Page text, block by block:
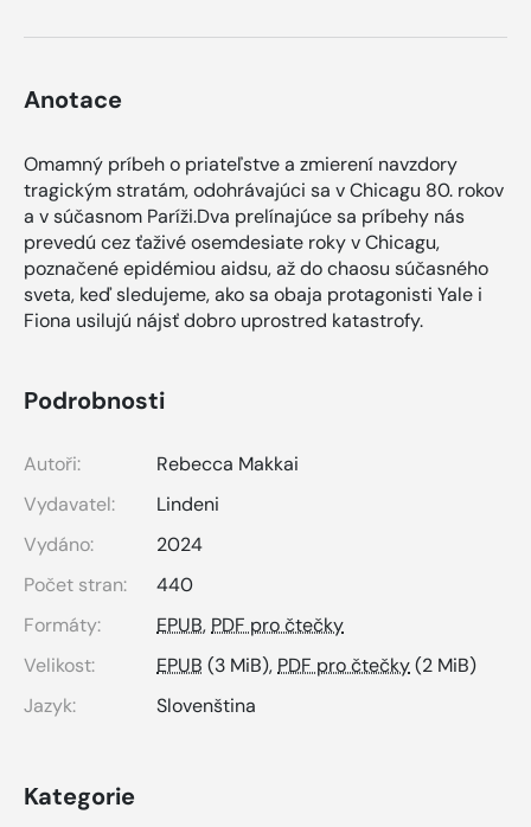
Anotace
Omamný príbeh o priateľstve a zmierení navzdory
tragickým stratám, odohrávajúci sa v Chicagu 80. rokov
a v súčasnom Paríži.Dva prelínajúce sa príbehy nás
prevedú cez ťaživé osemdesiate roky v Chicagu,
poznačené epidémiou aidsu, až do chaosu súčasného
sveta, keď sledujeme, ako sa obaja protagonisti Yale i
Fiona usilujú nájsť dobro uprostred katastrofy.
Podrobnosti
Autoři:
Rebecca Makkai
Vydavatel:
Lindeni
Vydáno:
2024
Počet stran:
440
Formáty:
EPUB, PDF pro čtečky
Velikost:
EPUB (3 MiB), PDF pro čtečky(2 MiB)
Jazyk:
Slovenština
Kategorie